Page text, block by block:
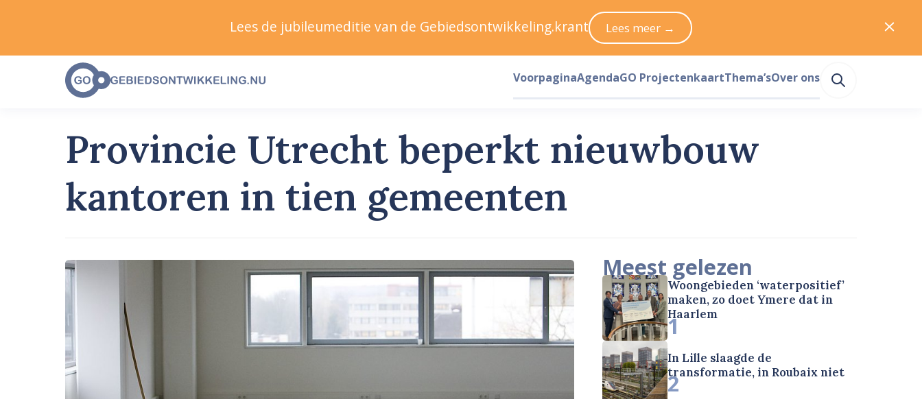
Provincie Utrecht beperkt nieuwbouw
kantoren in tien gemeenten
Meest gelezen
Woongebieden ‘waterpositief’
maken, zo doet Ymere dat in
Haarlem
1
In Lille slaagde de
transformatie, in Roubaix niet
2
Lees de jubileumeditie van de Gebiedsontwikkeling.krant Lees meer →
VoorpaginaAgendaGO ProjectenkaartThema’sOver ons